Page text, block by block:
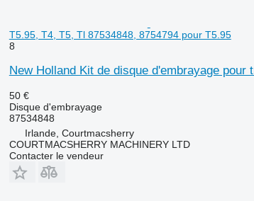
T5.95, T4, T5, Tl 87534848, 8754794 pour T5.95
8
New Holland Kit de disque d'embrayage
50 €
Disque d'embrayage
87534848
Irlande, Courtmacsherry
COURTMACSHERRY MACHINERY LTD
Contacter le vendeur